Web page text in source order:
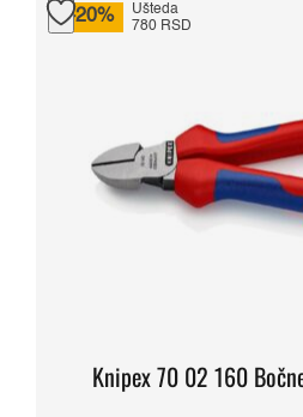
-20%
Ušteda
780 RSD
Knipex 70 02 160